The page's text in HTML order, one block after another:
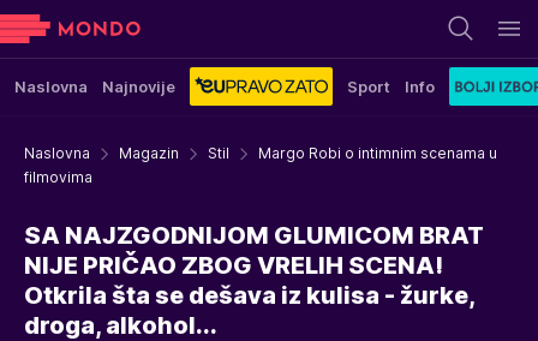
Naslovna Najnovije Sport Info
Naslovna Magazin Stil
Margo Robi o intimnim scenama u
filmovima
SA NAJZGODNIJOM GLUMICOM BRAT
NIJE PRIČAO ZBOG VRELIH SCENA!
Otkrila šta se dešava iz kulisa - žurke,
droga, alkohol...